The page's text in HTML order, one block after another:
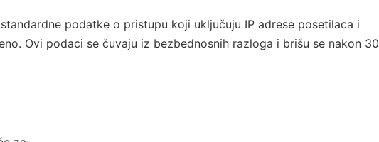
podatke o pristupu koji uključuju IP adrese posetilaca i
Ovi podaci se čuvaju iz bezbednosnih razloga i brišu se nakon 30